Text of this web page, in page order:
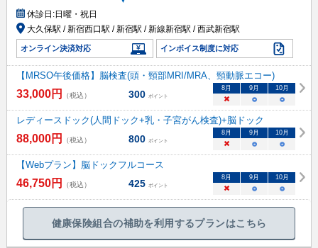
休診日:日曜・祝日
大久保駅 / 新宿西口駅 / 新宿駅 / 新線新宿駅 / 西武新宿駅
オンライン決済対応 インボイス制度に対応
【MRSO午後価格】脳検査(頭・頸部MRI/MRA、頸動脈エコー)
33,000円 （税込） 300 ポイント
8 月 9 月 10月
× ○ ○
レディースドック(人間ドック+乳・子宮がん検査)+脳ドック
88,000円 （税込） 800 ポイント
8 月 9 月 10月
× ○ ○
【Webプラン】脳ドックフルコース
46,750円 （税込） 425 ポイント
8 月 9 月 10月
× ○ ○
健康保険組合の補助を利用するプランはこちら